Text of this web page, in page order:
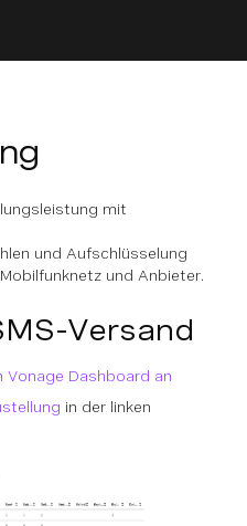
mit
und Aufschlüsselung
und Anbieter.
Versand
Vonage Dashboard an
in der linken